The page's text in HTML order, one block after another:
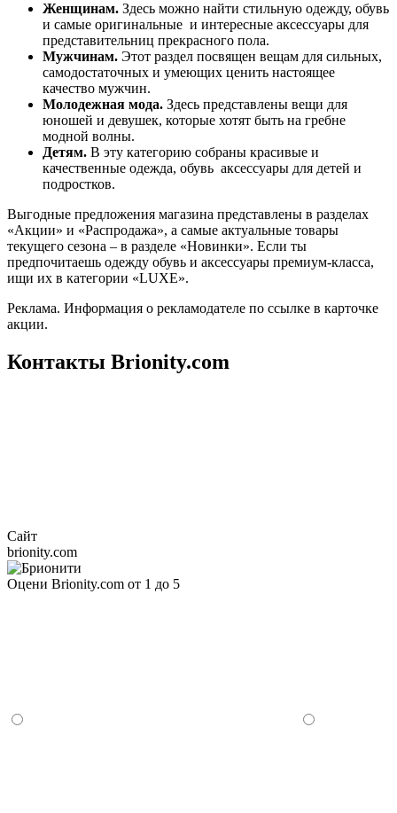
Женщинам. Здесь можно найти стильную одежду, обувь
и самые оригинальные и интересные аксессуары для
представительниц прекрасного пола.
Мужчинам. Этот раздел посвящен вещам для сильных,
самодостаточных и умеющих ценить настоящее
качество мужчин.
Молодежная мода. Здесь представлены вещи для
юношей и девушек, которые хотят быть на гребне
модной волны.
Детям. В эту категорию собраны красивые и
качественные одежда, обувь аксессуары для детей и
подростков.
Выгодные предложения магазина представлены в разделах
«Акции» и «Распродажа», а самые актуальные товары
текущего сезона – в разделе «Новинки». Если ты
предпочитаешь одежду обувь и аксессуары премиум-класса,
ищи их в категории «LUXE».
Реклама. Информация о рекламодателе по ссылке в карточке
акции.
Контакты Brionity.com
Сайт
brionity.com
Оцени Brionity.com от 1 до 5